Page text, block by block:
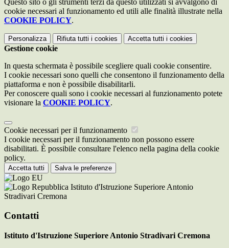
cookie necessari al funzionamento ed utili alle finalità illustrate nella
COOKIE POLICY.
Personalizza Rifiuta tutti i cookies Accetta tutti i cookies
Gestione cookie
In questa schermata è possibile scegliere quali cookie consentire.
I cookie necessari sono quelli che consentono il funzionamento della
piattaforma e non è possibile disabilitarli.
Per conoscere quali sono i cookie necessari al funzionamento potete
visionare la COOKIE POLICY.
Cookie necessari per il funzionamento
I cookie necessari per il funzionamento non possono essere
disabilitati. È possibile consultare l'elenco nella pagina della cookie
policy.
Accetta tutti Salva le preferenze
Istituto d'Istruzione Superiore Antonio
Stradivari Cremona
Contatti
Istituto d'Istruzione Superiore Antonio Stradivari Cremona